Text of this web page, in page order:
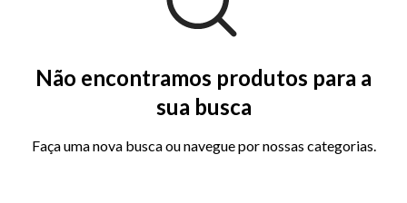
Não encontramos produtos para a
sua busca
Faça uma nova busca ou navegue por nossas categorias.